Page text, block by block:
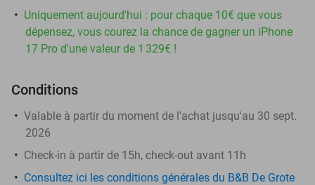
Uniquement aujourd'hui : pour chaque 10€ que vous
dépensez, vous courez la chance de gagner un iPhone
17 Pro d'une valeur de 1 329€ !
Conditions
Valable à partir du moment de l'achat jusqu'au 30 sept.
2026
Check-in à partir de 15h, check-out avant 11h
Consultez ici les conditions générales du B&B De Grote